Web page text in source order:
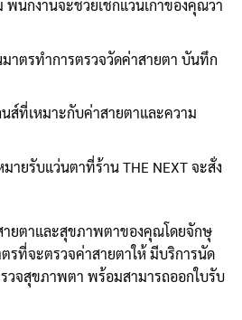
นักงานจะช่วยเช็กแว่นเก่าของคุณว่า
ตรทำการตรวจวัดค่าสายตา บันทึก
ส์ที่เหมาะกับค่าสายตาและความ
ายรับแว่นตาที่ร้าน THE NEXT จะสั่ง
ายตาและสุขภาพตาของคุณโดยจักษุ
ที่จะตรวจค่าสายตาให้ มีบริการนัด
วจสุขภาพตา พร้อมสามารถออกใบรับ